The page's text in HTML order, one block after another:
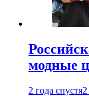
модные
2 года спустя